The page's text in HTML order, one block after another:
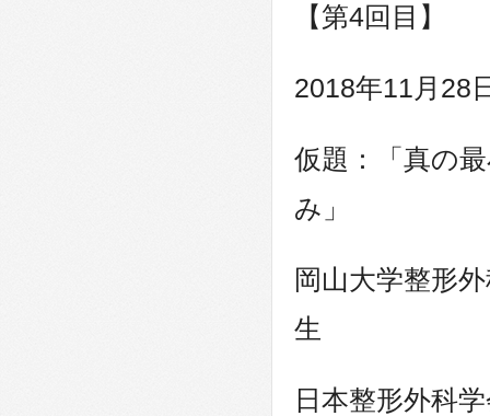
【第4回目】
2018年11月28
仮題：「真の
み」
岡山大学整形
日本整形外科